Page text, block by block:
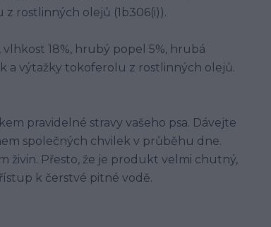
rostlinných olejů (1b306(i)).
18%, hrubý popel 5%, hrubá
a výtažky tokoferolu z rostlinných olejů.
pravidelné stravy vašeho psa. Dávejte
společných chvilek v průběhu dne.
živin. Přesto, že je produkt velmi chutný,
k čerstvé pitné vodě.